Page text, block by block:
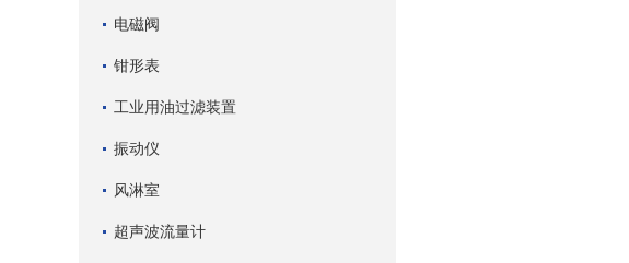
电磁阀
钳形表
工业用油过滤装置
振动仪
风淋室
超声波流量计